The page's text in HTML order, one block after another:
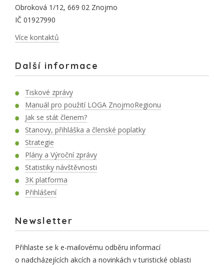
Obroková 1/12, 669 02 Znojmo
IČ 01927990
Více kontaktů
Další informace
Tiskové zprávy
Manuál pro použití LOGA ZnojmoRegionu
Jak se stát členem?
Stanovy, přihláška a členské poplatky
Strategie
Plány a Výroční zprávy
Statistiky návštěvnosti
3K platforma
Přihlášení
Newsletter
Přihlaste se k e-mailovému odběru informací
o nadcházejících akcích a novinkách v turistické oblasti